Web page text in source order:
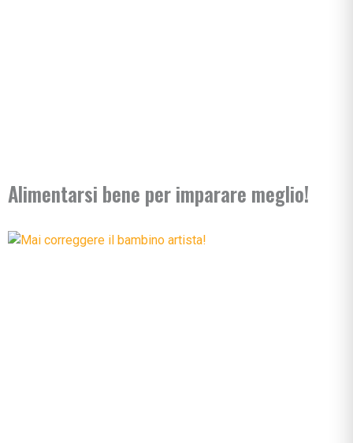
Alimentarsi bene per imparare meglio!